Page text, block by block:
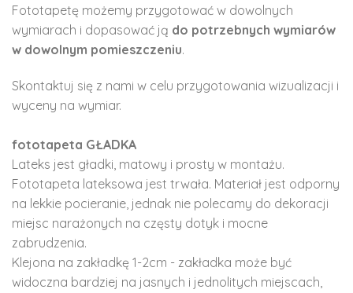
Fototapetę możemy przygotować w dowolnych
wymiarach i dopasować ją do potrzebnych wymiarów
w dowolnym pomieszczeniu.
Skontaktuj się z nami w celu przygotowania wizualizacji i
wyceny na wymiar.
fototapeta GŁADKA
Lateks jest gładki, matowy i prosty w montażu.
Fototapeta lateksowa jest trwała. Materiał jest odporny
na lekkie pocieranie, jednak nie polecamy do dekoracji
miejsc narażonych na częsty dotyk i mocne
zabrudzenia.
Klejona na zakładkę 1-2cm - zakładka może być
widoczna bardziej na jasnych i jednolitych miejscach,